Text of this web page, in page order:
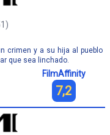
crimen y a su hija al pueblo
que sea linchado.
FilmAffinity
7,2